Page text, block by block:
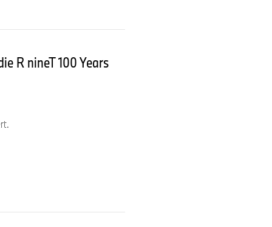
R nineT 100 Years